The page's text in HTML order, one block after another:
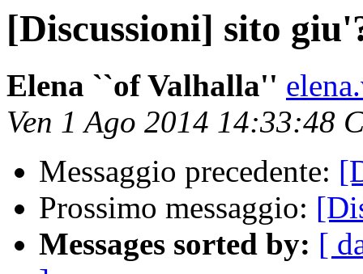
[Discussioni] sito
Elena ``of Valhalla''
Ven 1 Ago 2014 14:33:48
Messaggio precedente:
Prossimo messaggio:
Messages sorted by: [